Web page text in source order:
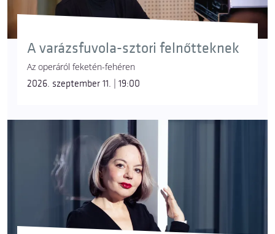
A varázsfuvola-sztori felnőtteknek
Az operáról feketén-fehéren
2026. szeptember 11. | 19:00